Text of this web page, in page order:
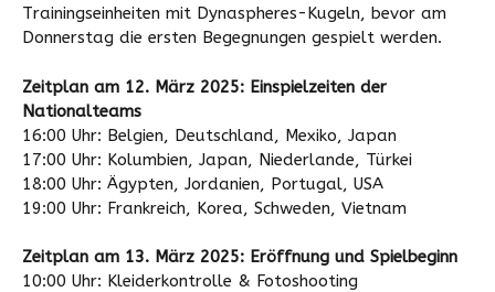
Trainingseinheiten mit Dynaspheres-Kugeln, bevor am
Donnerstag die ersten Begegnungen gespielt werden.
Zeitplan am 12. März 2025: Einspielzeiten der
Nationalteams
16:00 Uhr: Belgien, Deutschland, Mexiko, Japan
17:00 Uhr: Kolumbien, Japan, Niederlande, Türkei
18:00 Uhr: Ägypten, Jordanien, Portugal, USA
19:00 Uhr: Frankreich, Korea, Schweden, Vietnam
Zeitplan am 13. März 2025: Eröffnung und Spielbeginn
10:00 Uhr: Kleiderkontrolle & Fotoshooting